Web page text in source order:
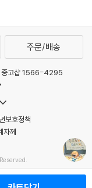
주문/배송
중고샵 1566-4295
보호정책
자께